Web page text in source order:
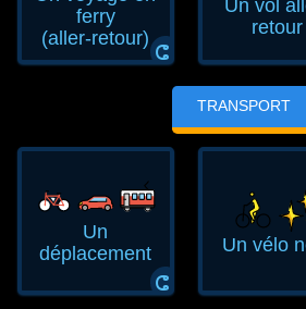
ferry
(aller‑retour)
ⵛ
Un vol
retour
TRANSPORT
Un
déplacement
ⵛ
Un vélo